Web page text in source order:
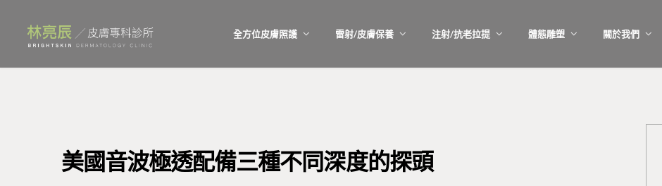
全方位皮膚照護 雷射/皮膚保養 注射/抗老拉提 體態雕塑 關於我們
美國音波極透配備三種不同深度的探頭